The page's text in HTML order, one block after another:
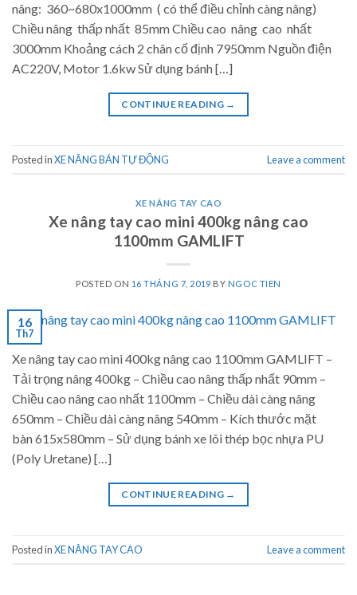
nâng: 360~680x1000mm ( có thể điều chỉnh càng nâng)
Chiều nâng thấp nhất 85mm Chiều cao nâng cao nhất
3000mm Khoảng cách 2 chân cố định 7950mm Nguồn điện
AC220V, Motor 1.6kw Sử dụng bánh […]
CONTINUE READING →
Posted inXE NÂNG BÁN TỰ ĐỘNG Leave a comment
XE NÂNG TAY CAO
Xe nâng tay cao mini 400kg nâng cao
1100mm GAMLIFT
POSTED ON 16 THÁNG 7, 2019 BY NGOC TIEN
16
Th7
Xe nâng tay cao mini 400kg nâng cao 1100mm GAMLIFT –
Tải trọng nâng 400kg – Chiều cao nâng thấp nhất 90mm –
Chiều cao nâng cao nhất 1100mm – Chiều dài càng nâng
650mm – Chiều dài càng nâng 540mm – Kích thước mặt
bàn 615x580mm – Sử dụng bánh xe lõi thép bọc nhựa PU
(Poly Uretane) […]
CONTINUE READING →
Posted inXE NÂNG TAY CAO Leave a comment